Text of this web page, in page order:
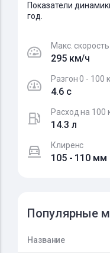
Показатели
год.
Макс. скорость
295 км/ч
Разгон 0 - 100
4.6 c
Расход на 100
14.3 л
Клиренс
105 - 110 мм
Популярные
Название